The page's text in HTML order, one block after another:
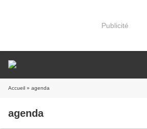
Publicité
Accueil » agenda
agenda